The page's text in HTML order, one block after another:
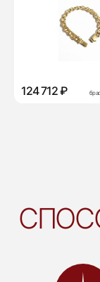
124 712 ₽